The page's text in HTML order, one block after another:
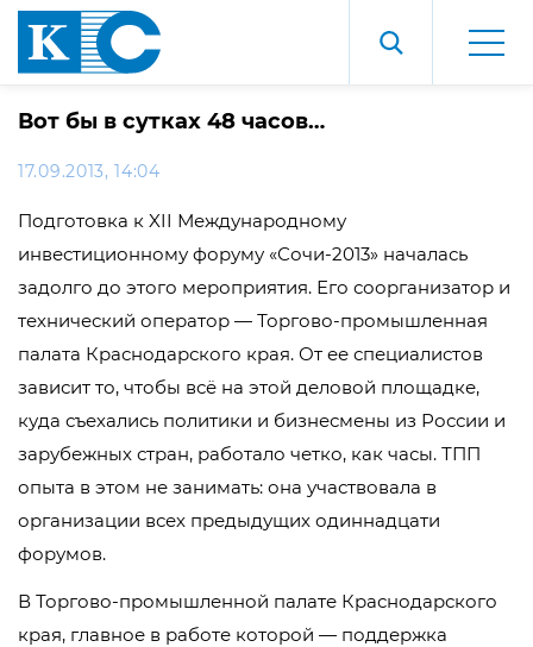
Вот бы в сутках 48 часов…
17.09.2013, 14:04
Подготовка к XII Международному
инвестиционному форуму «Сочи-2013» началась
задолго до этого мероприятия. Его соорганизатор и
технический оператор — Торгово-промышленная
палата Краснодарского края. От ее специалистов
зависит то, чтобы всё на этой деловой площадке,
куда съехались политики и бизнесмены из России и
зарубежных стран, работало четко, как часы. ТПП
опыта в этом не занимать: она участвовала в
организации всех предыдущих одиннадцати
форумов.
В Торгово-промышленной палате Краснодарского
края, главное в работе которой — поддержка